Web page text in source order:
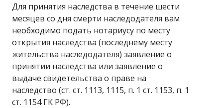
Для принятия наследства в течение шести
месяцев со дня смерти наследодателя вам
необходимо подать нотариусу по месту
открытия наследства (последнему месту
жительства наследодателя) заявление о
принятии наследства или заявление о
выдаче свидетельства о праве на
наследство (ст. ст. 1113, 1115, п. 1 ст. 1153, п. 1
ст. 1154 ГК РФ).